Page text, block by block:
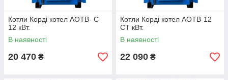
Котли Корді котел АОТВ- С
12 кВт.
В наявності
20 470 ₴
Котли Корді котел АОТВ-12
СТ кВт.
В наявності
22 090 ₴